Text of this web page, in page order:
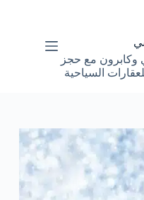
مع حجز
السياحية